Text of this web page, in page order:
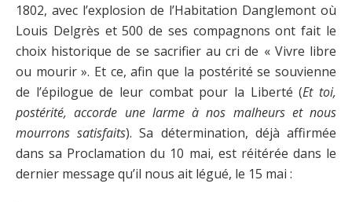
1802, avec l’explosion de l’Habitation Danglemont où
Louis Delgrès et 500 de ses compagnons ont fait le
choix historique de se sacrifier au cri de « Vivre libre
ou mourir ». Et ce, afin que la postérité se souvienne
de l’épilogue de leur combat pour la Liberté (Et toi,
postérité, accorde une larme à nos malheurs et nous
mourrons satisfaits). Sa détermination, déjà affirmée
dans sa Proclamation du 10 mai, est réitérée dans le
dernier message qu’il nous ait légué, le 15 mai :